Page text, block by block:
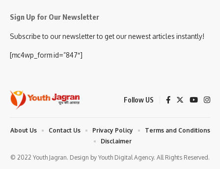
Sign Up for Our Newsletter
Subscribe to our newsletter to get our newest articles instantly!
[mc4wp_form id=”847″]
Follow US
© 2022 Youth Jagran. Design by Youth Digital Agency. All Rights Reserved.
About Us Contact Us Privacy Policy
Terms and Conditions
Disclaimer